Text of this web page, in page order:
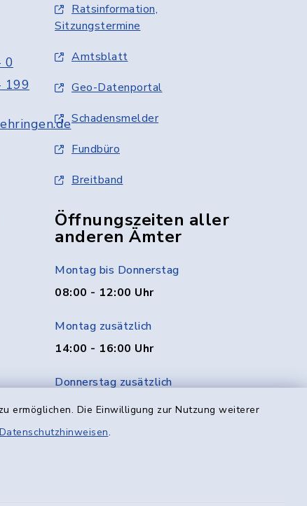
ermöglichen. Die Einwilligung zur Nutzung weiterer
Datenschutzhinweisen.
0
199
Ratsinformation,
Sitzungstermine
Amtsblatt
Geo-Datenportal
Schadensmelder
Fundbüro
Breitband
Öffnungszeiten aller
anderen Ämter
Montag bis Donnerstag
08:00 - 12:00 Uhr
Montag zusätzlich
14:00 - 16:00 Uhr
Donnerstag zusätzlich
14:00 - 18:00 Uhr
Freitag